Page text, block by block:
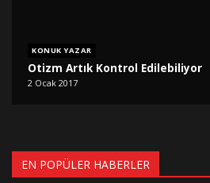
KONUK YAZAR
Otizm Artık Kontrol Edilebiliyor
2 Ocak 2017
EN POPÜLER HABERLER